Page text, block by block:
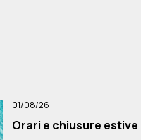
01/08/26
Orari e chiusure estive